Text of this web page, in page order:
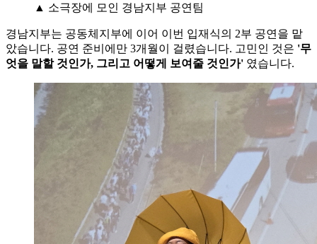
▲ 소극장에 모인 경남지부 공연팀
경남지부는 공동체지부에 이어 이번 입재식의 2부 공연을 맡
았습니다. 공연 준비에만 3개월이 걸렸습니다. 고민인 것은 '무
엇을 말할 것인가, 그리고 어떻게 보여줄 것인가' 였습니다.